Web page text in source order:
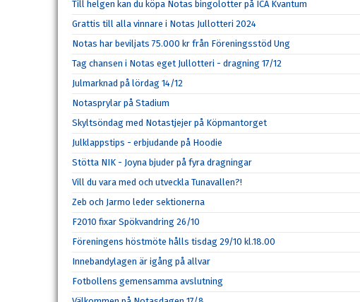
Till helgen kan du köpa Notas bingolotter på ICA Kvantum
Grattis till alla vinnare i Notas Jullotteri 2024
Notas har beviljats 75.000 kr från Föreningsstöd Ung
Tag chansen i Notas eget Jullotteri - dragning 17/12
Julmarknad på lördag 14/12
Notasprylar på Stadium
Skyltsöndag med Notastjejer på Köpmantorget
Julklappstips - erbjudande på Hoodie
Stötta NIK - Joyna bjuder på fyra dragningar
Vill du vara med och utveckla Tunavallen?!
Zeb och Jarmo leder sektionerna
F2010 fixar Spökvandring 26/10
Föreningens höstmöte hålls tisdag 29/10 kl.18.00
Innebandylagen är igång på allvar
Fotbollens gemensamma avslutning